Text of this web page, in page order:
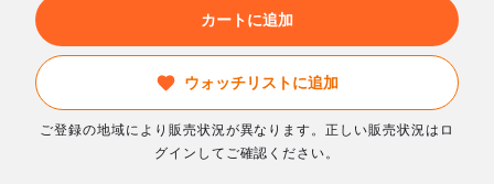
カートに追加
ウォッチリストに追加
ご登録の地域により販売状況が異なります。正しい販売状況はロ
グインしてご確認ください。